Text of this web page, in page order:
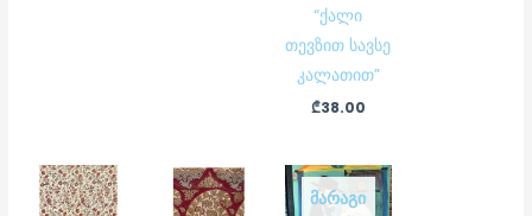
“ქალი
თევზით სავსე
კალათით”
₾38.00
ᲛᲐᲠᲐᲒᲘ